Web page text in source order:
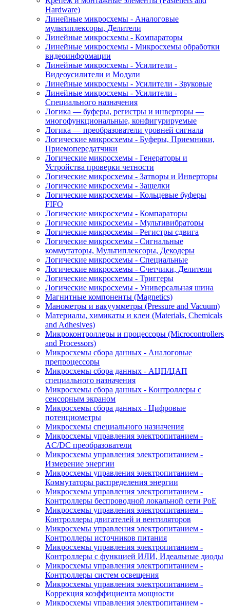
Hardware)
Линейные микросхемы - Аналоговые
мультиплексоры, Делители
Линейные микросхемы - Компараторы
Линейные микросхемы - Микросхемы обработки
видеоинформации
Линейные микросхемы - Усилители -
Видеоусилители и Модули
Линейные микросхемы - Усилители - Звуковые
Линейные микросхемы - Усилители -
Специального назначения
Логика — буферы, регистры и инверторы —
многофункциональные, конфигурируемые
Логика — преобразователи уровней сигнала
Логические микросхемы - Буферы, Приемники,
Приемопередатчики
Логические микросхемы - Генераторы и
Устройства проверки четности
Логические микросхемы - Затворы и Инверторы
Логические микросхемы - Защелки
Логические микросхемы - Кольцевые буферы
FIFO
Логические микросхемы - Компараторы
Логические микросхемы - Мультивибраторы
Логические микросхемы - Регистры сдвига
Логические микросхемы - Сигнальные
коммутаторы, Мультиплексоры, Декодеры
Логические микросхемы - Специальные
Логические микросхемы - Счетчики, Делители
Логические микросхемы - Триггеры
Логические микросхемы - Универсальная шина
Магнитные компоненты (Magnetics)
Манометры и вакуумметры (Pressure and Vacuum)
Материалы, химикаты и клеи (Materials, Chemicals
and Adhesives)
Микроконтроллеры и процессоры (Microcontrollers
and Processors)
Микросхемы сбора данных - Аналоговые
препроцессоры
Микросхемы сбора данных - АЦП/ЦАП
специального назначения
Микросхемы сбора данных - Контроллеры с
сенсорным экраном
Микросхемы сбора данных - Цифровые
потенциометры
Микросхемы специального назначения
Микросхемы управления электропитанием -
AC/DC преобразователи
Микросхемы управления электропитанием -
Измерение энергии
Микросхемы управления электропитанием -
Коммутаторы распределения энергии
Микросхемы управления электропитанием -
Контроллеры беспроводной локальной сети PoE
Микросхемы управления электропитанием -
Контроллеры двигателей и вентиляторов
Микросхемы управления электропитанием -
Контроллеры источников питания
Микросхемы управления электропитанием -
Контроллеры с функцией ИЛИ, Идеальные диоды
Микросхемы управления электропитанием -
Контроллеры систем освещения
Микросхемы управления электропитанием -
Коррекция коэффициента мощности
Микросхемы управления электропитанием -